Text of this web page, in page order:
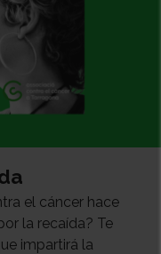
el cáncer hace
la recaída? Te
impartirá la